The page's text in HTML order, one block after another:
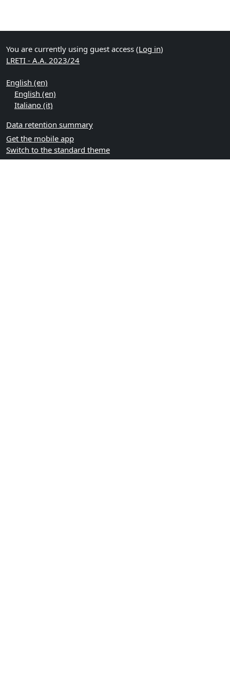
You are currently using guest access (Log in)
LRETI - A.A. 2023/24
English ‎(en)‎
English ‎(en)‎
Italiano ‎(it)‎
Data retention summary
Get the mobile app
Switch to the standard theme